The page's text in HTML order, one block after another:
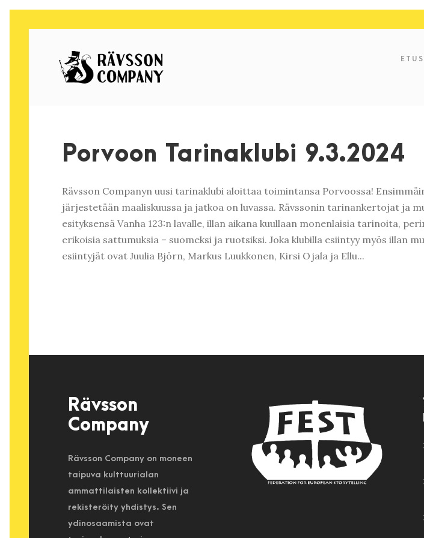
Porvoon Tarinaklubi 9.3.2024
Rävsson Companyn uusi tarinaklubi aloittaa toimintansa Porvoossa!
järjestetään maaliskuussa ja jatkoa on luvassa. Rävssonin tarinankertojat ja
esityksensä Vanha 123:n lavalle, illan aikana kuullaan monenlaisia tarinoita,
erikoisia sattumuksia – suomeksi ja ruotsiksi. Joka klubilla esiintyy myös illan
esiintyjät ovat Juulia Björn, Markus Luukkonen, Kirsi Ojala ja Ellu...
Rävsson
Company
Rävsson Company on moneen
taipuva kulttuurialan
ammattilaisten kollektiivi ja
rekisteröity yhdistys. Sen
ydinosaamista ovat